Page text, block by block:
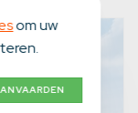
om uw